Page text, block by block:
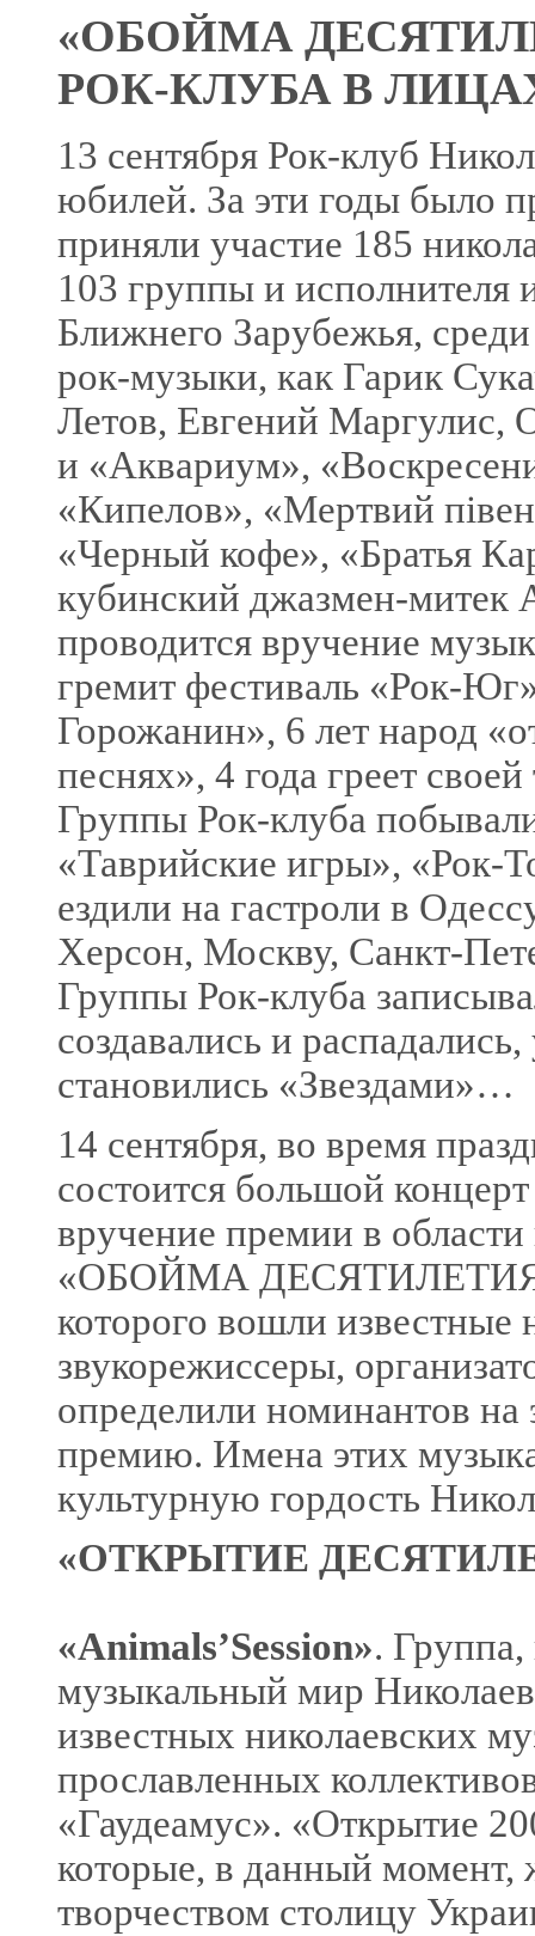
«ОБОЙМА
РОК-КЛУБА В
13 сентября Рок-клуб
юбилей. За эти годы было
приняли участие 185
103 группы и исполнителя
Ближнего Зарубежья,
рок-музыки, как Гарик
Летов, Евгений Маргулис,
и «Аквариум»,
«Кипелов», «Мертвий
«Черный кофе», «Братья
кубинский джазмен-митек
проводится вручение
гремит фестиваль «Рок-
Горожанин», 6 лет народ
песнях», 4 года греет
Группы Рок-клуба
«Таврийские игры», «Рок-
ездили на гастроли в
Херсон, Москву, Санкт-
Группы Рок-клуба
создавались и
становились «Звездами»…
14 сентября, во время
состоится большой
вручение премии в
«ОБОЙМА ДЕСЯТИЛЕТИЯ».
которого вошли известные
звукорежиссеры,
определили номинантов
премию. Имена этих
культурную гордость
«ОТКРЫТИЕ
«Animals’Session». Группа,
музыкальный мир
известных николаевских
прославленных
«Гаудеамус». «Открытие
которые, в данный
творчеством столицу